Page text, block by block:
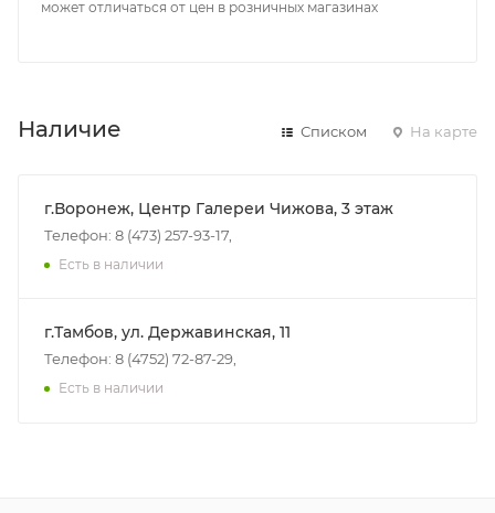
может отличаться от цен в розничных магазинах
Наличие Списком На карте
г.Воронеж, Центр Галереи Чижова, 3 этаж
Телефон: 8 (473) 257-93-17,
Есть в наличии
г.Тамбов, ул. Державинская, 11
Телефон: 8 (4752) 72-87-29,
Есть в наличии